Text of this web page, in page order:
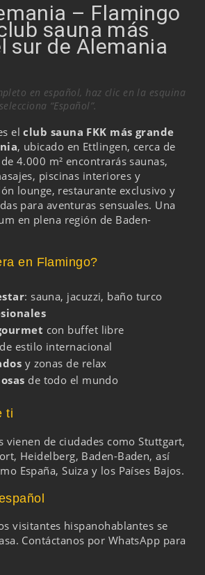
– Flamingo
sauna más
sur de Alemania
en español, haz clic en la esquina
“Español”.
elclub sauna FKK más grande
, ubicado en Ettlingen, cerca de
4.000 m² encontrarás saunas,
piscinas interiores y
lounge, restaurante exclusivo y
para aventuras sensuales. Una
en plena región de Baden-
en Flamingo?
: sauna, jacuzzi, baño turco
con buffet libre
de estilo internacional
y zonas de relax
de todo el mundo
ti
vienen de ciudades comoStuttgart,
, Heidelberg, Baden-Baden, así
España, Suiza y los Países Bajos.
visitantes hispanohablantes se
Contáctanos por WhatsApp para